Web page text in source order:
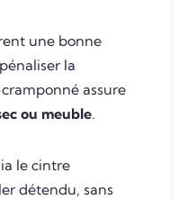
une bonne
la
assure
ou meuble.
le cintre
détendu, sans